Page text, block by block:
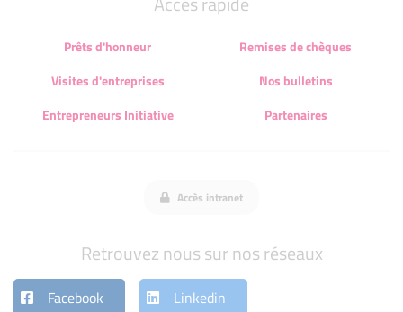
Prêts d'honneur
Remises de chèques
Visites d'entreprises
Nos bulletins
Entrepreneurs Initiative
Partenaires
Accès intranet
Retrouvez nous sur nos réseaux
Facebook Linkedin